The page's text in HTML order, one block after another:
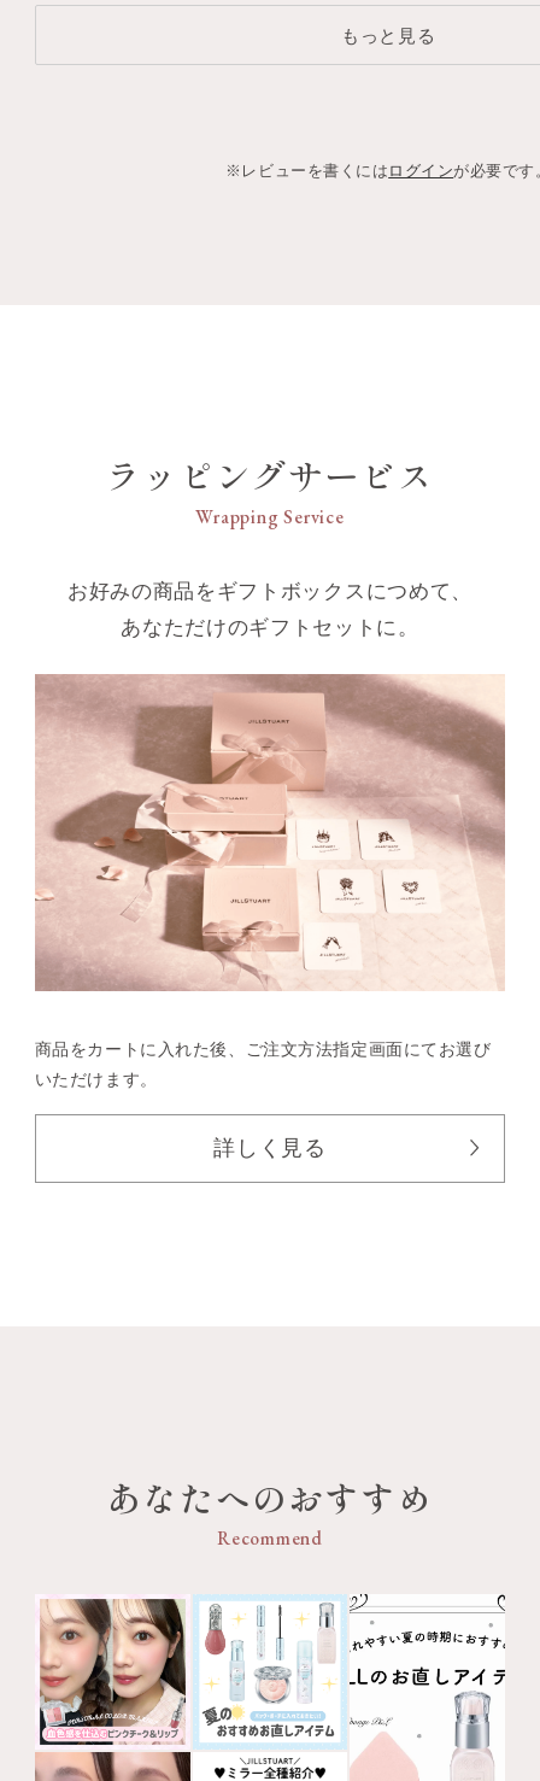
もっと見る
※レビューを書くにはログインが必要です
ラッピングサービス
Wrapping Service
お好みの商品をギフトボックスにつめて、
あなただけのギフトセットに。
商品をカートに入れた後、
ご注文方法指定画面にてお選び
いただけます。
詳しく見る
あなたへのおすすめ
Recommend